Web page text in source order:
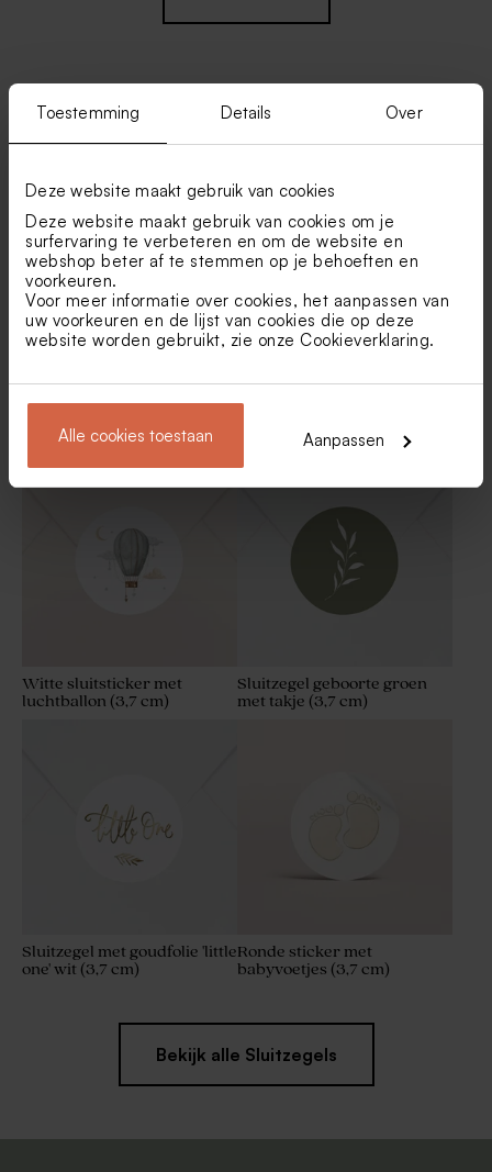
Toestemming Details Over
Deze website maakt gebruik van cookies
Deze website maakt gebruik van cookies om je
surfervaring te verbeteren en om de website en
webshop beter af te stemmen op je behoeften en
voorkeuren.
Voor meer informatie over cookies, het aanpassen van
uw voorkeuren en de lijst van cookies die op deze
website worden gebruikt, zie onze Cookieverklaring.
Alle cookies toestaan Aanpassen
Traktatieset roze met 27
traktaties
Dragees marmer goud De
Bock 1kg (± 240 stuks)
traktaties
Suikerbonen extra babyroze
1kg (± 240 stuks)
Vind je misschien ook leuk
voetjes in goudfolie (3,5 cm)
oud-roze (3,7 cm)
Witte sluitsticker met
luchtballon (3,7 cm)
Sluitzegel geboorte groen
met takje (3,7 cm)
Sluitzegel met goudfolie 'little
one' wit (3,7 cm)
Ronde sticker met
babyvoetjes (3,7 cm)
Bekijk alle Sluitzegels